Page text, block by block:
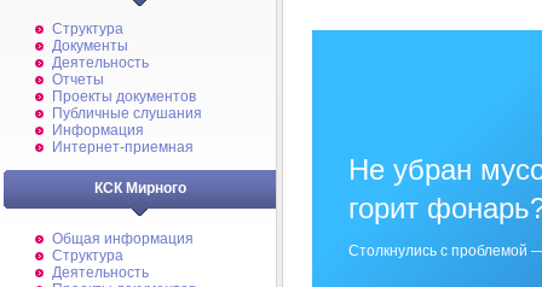
Структура
Документы
Деятельность
Отчеты
Проекты документов
Публичные слушания
Информация
Интернет-приемная
КСК Мирного
Общая информация
Структура
Деятельность
Не убран
горит
Столкнулись с проблемой